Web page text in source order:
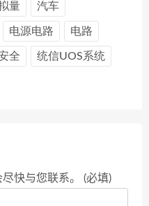
量 汽车
电源电路 电路
全 统信UOS系统
快与您联系。 (必填)